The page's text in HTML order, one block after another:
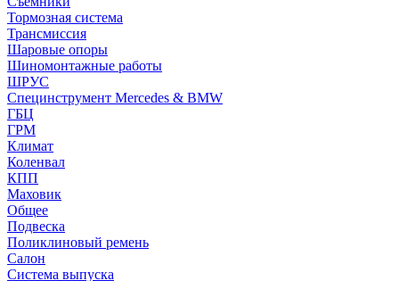
Тормозная система
Трансмиссия
Шаровые опоры
Шиномонтажные работы
ШРУС
Специнструмент Mercedes & BMW
ГБЦ
ГРМ
Климат
Коленвал
КПП
Маховик
Общее
Подвеска
Поликлиновый ремень
Салон
Система выпуска